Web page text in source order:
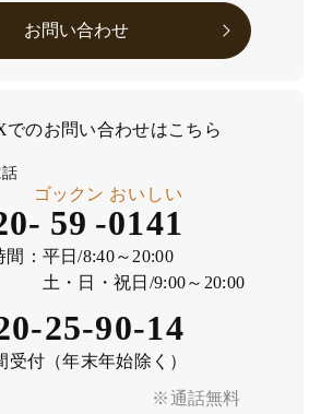
お問い合わせ
でのお問い合わせはこちら
※通話無料
59
ゴックン
-0141
おいしい
： 平日/8:40～20:00
土・日・祝日/9:00～20:00
25-90-14
受付（年末年始除く）